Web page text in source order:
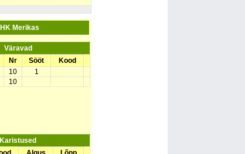
Merikas
Väravad
Nr Sööt
Kood
10
1
10
Karistused